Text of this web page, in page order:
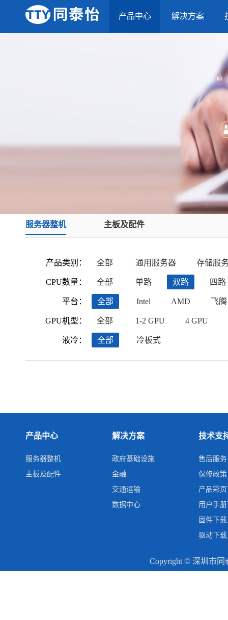
产品中心 解决方案
服务器整机 主板及配件
产品类别：
CPU数量：
平台：
GPU机型：
液冷：
全部 通用服务器 存储服
全部 单路 双路 四路
全部 Intel AMD 飞腾
全部 1-2 GPU 4 GPU
全部 冷板式
产品中心
服务器整机
主板及配件
解决方案
政府基础设施
金融
交通运输
数据中心
技术支
售后服务
保修政策
产品彩
用户手
固件下载
驱动下载
Copyright © 深圳市同